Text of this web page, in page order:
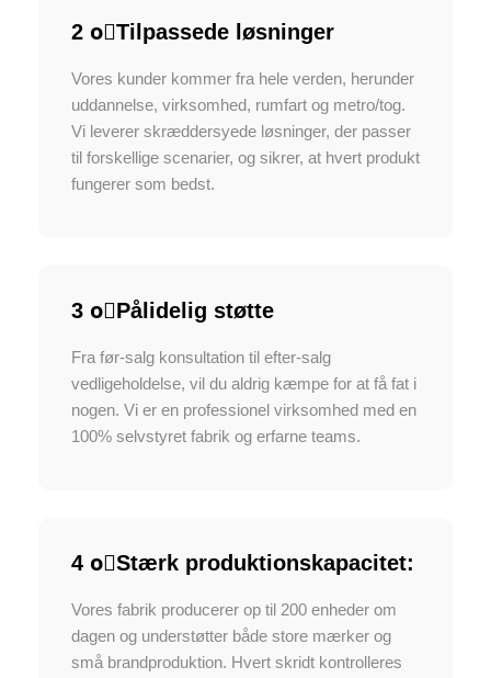
2 o⃣Tilpassede løsninger
Vores kunder kommer fra hele verden, herunder
uddannelse, virksomhed, rumfart og metro/tog.
Vi leverer skræddersyede løsninger, der passer
til forskellige scenarier, og sikrer, at hvert produkt
fungerer som bedst.
3 o⃣Pålidelig støtte
Fra før-salg konsultation til efter-salg
vedligeholdelse, vil du aldrig kæmpe for at få fat i
nogen. Vi er en professionel virksomhed med en
100% selvstyret fabrik og erfarne teams.
4 o⃣Stærk produktionskapacitet:
Vores fabrik producerer op til 200 enheder om
dagen og understøtter både store mærker og
små brandproduktion. Hvert skridt kontrolleres